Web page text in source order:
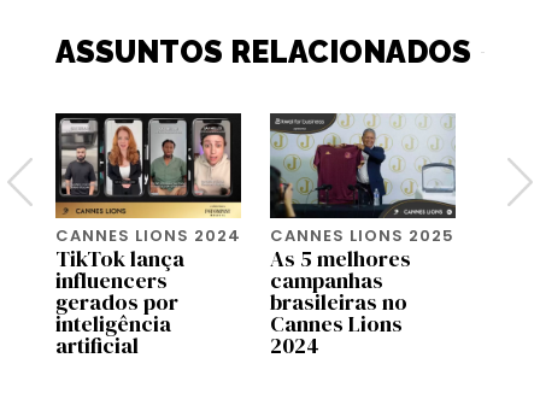
ASSUNTOS RELACIONADOS
CANNES LIONS 2024
TikTok lança
influencers
gerados por
inteligência
artificial
CANNES LIONS 2025
As 5 melhores
campanhas
brasileiras no
Cannes Lions
2024